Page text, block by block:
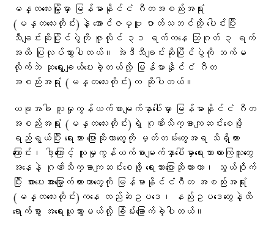
မန္တလေးမြို့မှာ မြန်မာနိုင်ငံ ဂီတအစည်းအရုံး
(မန္တလေးတိုင်း)နဲ့ အောင်ဇမ္ဗူ ဇာတ်သဘင်တို့ ပေါင်းပြီး
သီချင်းဆိုပြိုင်ပွဲကို ဇူလိုင် ၃၁ ရက်ကနေ သြဂုတ် ၃ ရက်
အထိ ပြုလုပ်သွားပါတယ်။ အဲဒီသီချင်းဆိုပြိုင်ပွဲကို ဘက်မ
လိုက်ဘဲ ဆုရွေးချယ်ပေးခဲ့တယ်လို့ မြန်မာနိုင်ငံ ဂီတ
အစည်းအရုံး (မန္တလေးတိုင်း)က ဆိုပါတယ်။
ယခုအခါ လူမှုကွန်ယက်စာမျက်နှာပေါ်မှာ မြန်မာနိုင်ငံ ဂီတ
အစည်းအရုံး (မန္တလေးတိုင်း)ရဲ့ ဂုဏ်သိက္ခာကျဆင်းစေဖို့
ရည်ရွယ်ပြီး ရေးသား ပြောဆိုတာတွေကို မှတ်တမ်းတွေအရ သိရှိထား
ကြောင်း၊ ဒါ့ကြောင့် လူမှုကွန်ယက်စာမျက်နှာပေါ်မှာရေးသားထားကြသူတွေ
အနေနဲ့ ဂုဏ်သိက္ခာကျဆင်းစေဖို့ ရေးသားပြောဆိုထားတာ၊ သွယ်ဝိုက်
ပြီး အားပေးအားမြှောက်ထားတာတွေကို မြန်မာနိုင်ငံဂီတ အစည်းအရုံး
(မန္တလေးတိုင်း)ကနေ တည်ဆဲဥပဒေ၊ နည်းဥပဒေတွေနဲ့ထိ
ရောက်စွာ အရေးယူသွားမယ်လို့ ခြိမ်းခြောက်ခဲ့ပါတယ်။